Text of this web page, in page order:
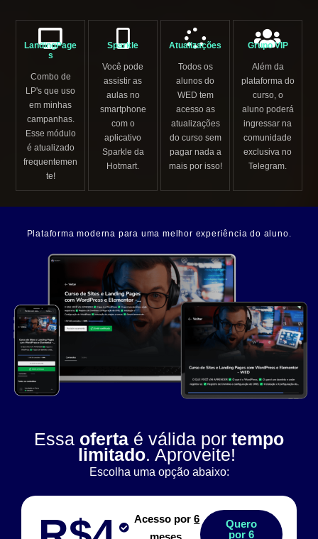
LandingPage
s
Combo de
LP's que uso
em minhas
campanhas.
Esse módulo
é atualizado
frequentemen
te!
Sparkle
Você pode
assistir as
aulas no
smartphone
com o
aplicativo
Sparkle da
Hotmart.
Atualizações
Todos os
alunos do
WED tem
acesso as
atualizações
do curso sem
pagar nada a
mais por isso!
Grupo VIP
Além da
plataforma do
curso, o
aluno poderá
ingressar na
comunidade
exclusiva no
Telegram.
Plataforma moderna para uma melhor experiência do aluno.
Essa oferta é válida por tempo
limitado. Aproveite!
Escolha uma opção abaixo:
Acesso por6
meses.
Quero
por 6